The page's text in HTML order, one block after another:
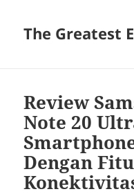
The Greatest
Review
Note 20
Dengan